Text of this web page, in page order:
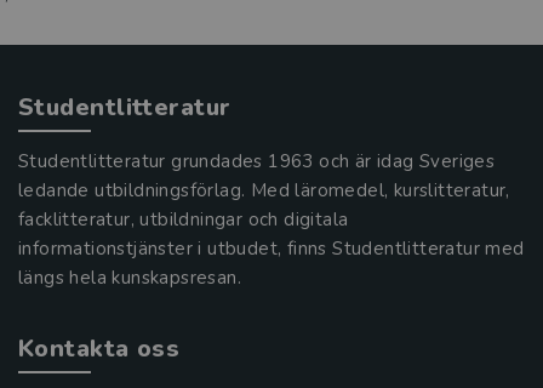
Studentlitteratur
Studentlitteratur grundades 1963 och är idag Sveriges
ledande utbildningsförlag. Med läromedel, kurslitteratur,
facklitteratur, utbildningar och digitala
informationstjänster i utbudet, finns Studentlitteratur med
längs hela kunskapsresan.
Kontakta oss